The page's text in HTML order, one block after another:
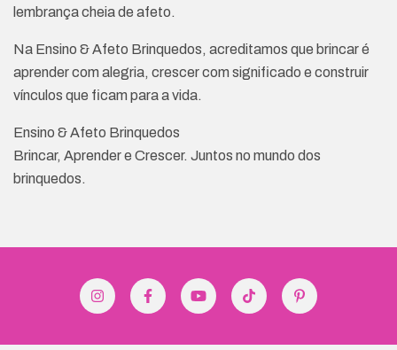
lembrança cheia de afeto.
Na Ensino & Afeto Brinquedos, acreditamos que brincar é
aprender com alegria, crescer com significado e construir
vínculos que ficam para a vida.
Ensino & Afeto Brinquedos
Brincar, Aprender e Crescer. Juntos no mundo dos
brinquedos.